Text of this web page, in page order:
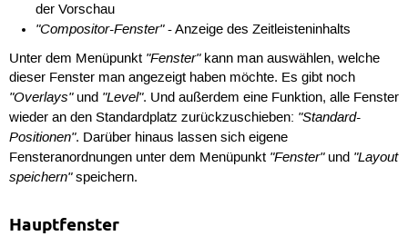
der Vorschau
"Compositor-Fenster"- Anzeige des Zeitleisteninhalts
Unter dem Menüpunkt "Fenster"kann man auswählen, welche
dieser Fenster man angezeigt haben möchte. Es gibt noch
"Overlays"und "Level". Und außerdem eine Funktion, alle Fenster
wieder an den Standardplatz zurückzuschieben: "Standard-
Positionen". Darüber hinaus lassen sich eigene
Fensteranordnungen unter dem Menüpunkt "Fenster"und "Layout
speichern"speichern.
Hauptfenster